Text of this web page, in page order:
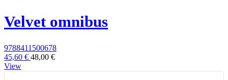
Velvet omnibus
9788411500678
45,60 € 48,00 €
View